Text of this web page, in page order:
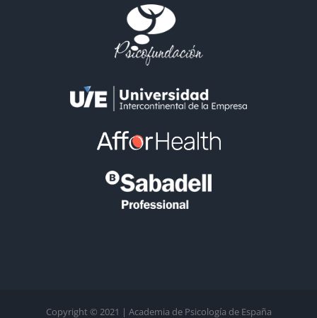
Copyright © 2021 | Academia de Psicología de España